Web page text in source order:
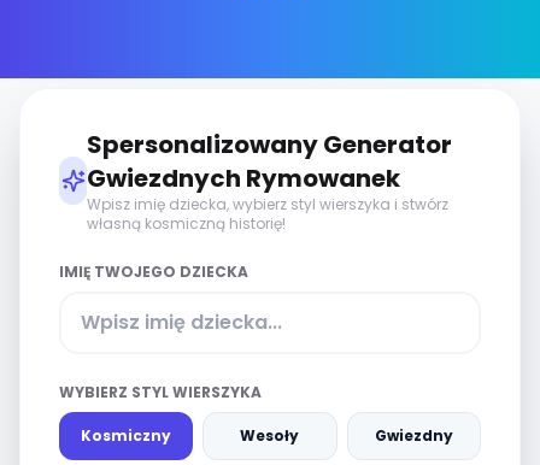
Spersonalizowany Generator
Gwiezdnych Rymowanek
Wpisz imię dziecka, wybierz styl wierszyka i stwórz
własną kosmiczną historię!
IMIĘ TWOJEGO DZIECKA
WYBIERZ STYL WIERSZYKA
Kosmiczny Wesoły Gwiezdny